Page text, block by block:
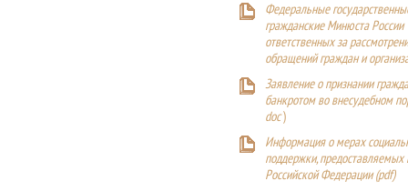
Федеральные
гражданские Минюста России
ответственных за
обращений граждан и
Заявление о признании
банкротом во внесудебном
doc)
Информация о мерах
поддержки,
Российской Федерации (pdf)